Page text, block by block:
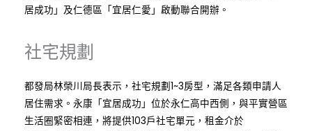
居成功」及仁德區「宜居仁愛」啟動聯合開辦。
社宅規劃
都發局林榮川局長表示，社宅規劃1~3房型，滿足各類申請人
居住需求。永康「宜居成功」位於永仁高中西側，與平實營區
生活圈緊密相連，將提供103戶社宅單元，租金介於